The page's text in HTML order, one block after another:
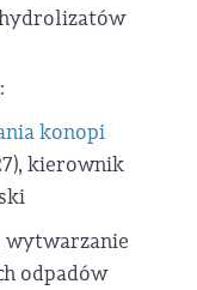
konopi
kierownik
wytwarzanie
odpadów